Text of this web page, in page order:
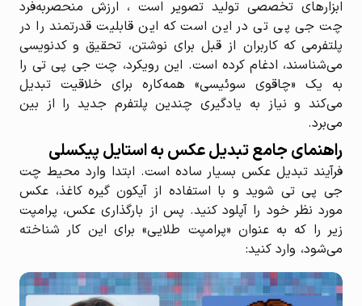
ابزارهای تخصصی تولید تصویر است ، ارزش منحصربه‌فرد
چت جی پی تی در این است که این قابلیت قدرتمند را در
پلتفرمی که کاربران از قبل برای نوشتن، تحقیق و کدنویسی
می‌شناسند، ادغام کرده است. این رویکرد، چت جی پی تی را
به یک «چاقوی سوئیسی» همه‌کاره برای خلاقیت تبدیل
می‌کند و نیاز به یادگیری چندین پلتفرم جدید را از بین
می‌برد.
راهنمای جامع تبدیل عکس به استایل پیکسلی
فرآیند تبدیل عکس بسیار ساده است. ابتدا وارد محیط چت
جی پی تی شوید و با استفاده از آیکون گیره کاغذ، عکس
مورد نظر خود را آپلود کنید. پس از بارگذاری عکس، پرامپت
زیر را که به عنوان «پرامپت طلایی» برای این کار شناخته
می‌شود، وارد کنید: